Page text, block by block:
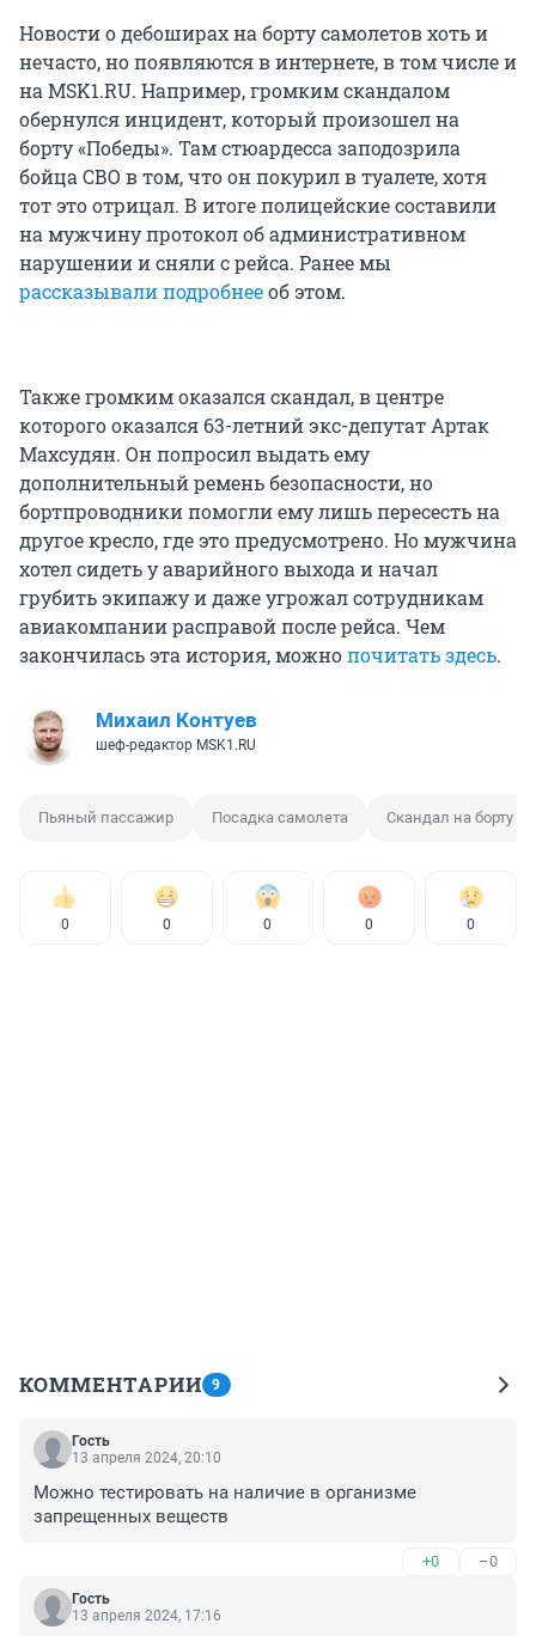
Новости о дебоширах на борту самолетов хоть и
нечасто, но появляются в интернете, в том числе и
на MSK1.RU. Например, громким скандалом
обернулся инцидент, который произошел на
борту «Победы». Там стюардесса заподозрила
бойца СВО в том, что он покурил в туалете, хотя
тот это отрицал. В итоге полицейские составили
на мужчину протокол об административном
нарушении и сняли с рейса. Ранее мы
рассказывали подробнееоб этом.
Также громким оказался скандал, в центре
которого оказался 63-летний экс-депутат Артак
Махсудян. Он попросил выдать ему
дополнительный ремень безопасности, но
бортпроводники помогли ему лишь пересесть на
другое кресло, где это предусмотрено. Но мужчина
хотел сидеть у аварийного выхода и начал
грубить экипажу и даже угрожал сотрудникам
авиакомпании расправой после рейса. Чем
закончилась эта история, можнопочитать здесь.
Михаил Контуев
шеф-редактор MSK1.RU
Пьяный пассажир Посадка самолета Скандал на борту
0 0 0 0 0
КОММЕНТАРИИ 9
Гость
13 апреля 2024, 20:10
Можно тестировать на наличие в организме
запрещенных веществ
+0 –0
Гость
13 апреля 2024, 17:16